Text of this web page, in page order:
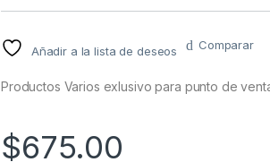
Añadir a la lista de deseos Comparar
Productos Varios exlusivo para punto de
$675.00